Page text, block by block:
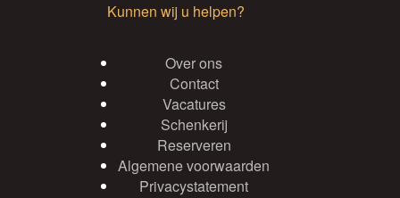
Kunnen wij u helpen?
Over ons
Contact
Vacatures
Schenkerij
Reserveren
Algemene voorwaarden
Privacystatement